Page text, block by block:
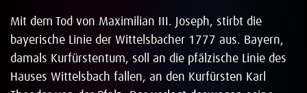
Mit dem Tod von Maximilian III. Joseph, stirbt die
bayerische Linie der Wittelsbacher 1777 aus. Bayern,
damals Kurfürstentum, soll an die pfälzische Linie des
Hauses Wittelsbach fallen, an den Kurfürsten Karl